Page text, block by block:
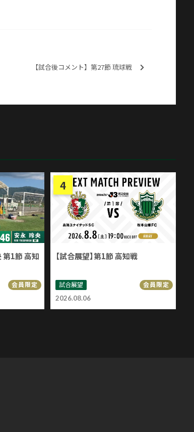
【試合後コメント】第27節 琉球戦
第1節 高知
会員限定
2026.08.06
【試合展望】第1節 高知戦
試合展望 会員限定